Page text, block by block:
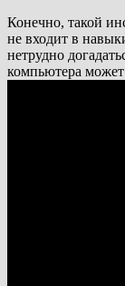
Конечно, такой
не входит в
нетрудно
компьютера